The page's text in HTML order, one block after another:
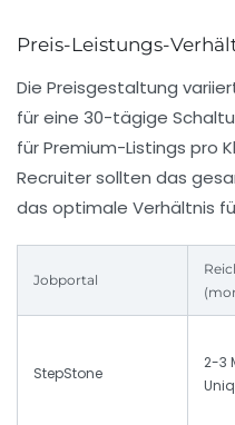
Preis-Leistungs-
Die Preisgestaltung
für eine 30-tägige
für Premium-Listings pro
Recruiter sollten das
das optimale Verhältnis
Jobportal
StepStone
2-3